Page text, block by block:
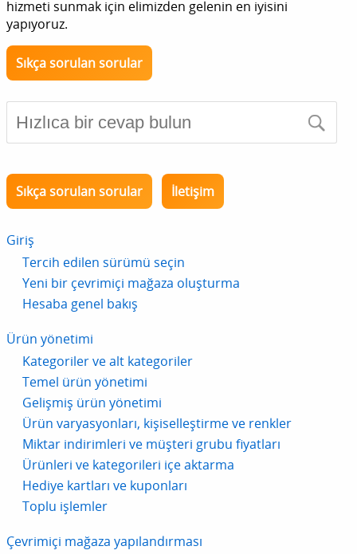
hizmeti sunmak için elimizden gelenin en iyisini
yapıyoruz.
Sıkça sorulan sorular
Sıkça sorulan sorular İletişim
Giriş
Tercih edilen sürümü seçin
Yeni bir çevrimiçi mağaza oluşturma
Hesaba genel bakış
Ürün yönetimi
Kategoriler ve alt kategoriler
Temel ürün yönetimi
Gelişmiş ürün yönetimi
Ürün varyasyonları, kişiselleştirme ve renkler
Miktar indirimleri ve müşteri grubu fiyatları
Ürünleri ve kategorileri içe aktarma
Hediye kartları ve kuponları
Toplu işlemler
Çevrimiçi mağaza yapılandırması